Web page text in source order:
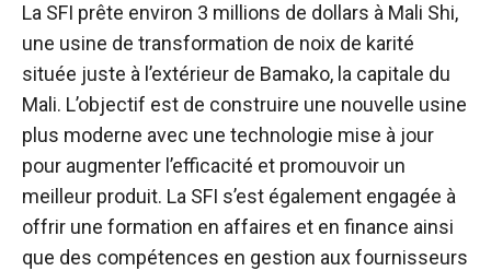
La SFI prête environ 3 millions de dollars à Mali Shi,
une usine de transformation de noix de karité
située juste à l’extérieur de Bamako, la capitale du
Mali. L’objectif est de construire une nouvelle usine
plus moderne avec une technologie mise à jour
pour augmenter l’efficacité et promouvoir un
meilleur produit. La SFI s’est également engagée à
offrir une formation en affaires et en finance ainsi
que des compétences en gestion aux fournisseurs